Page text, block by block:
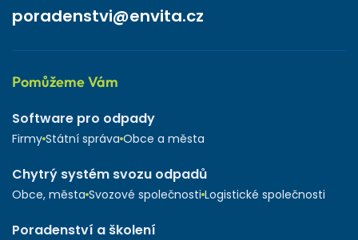
poradenstvi@envita.cz
Pomůžeme Vám
Software pro odpady
Firmy Státní správa Obce a města
Chytrý systém svozu odpadů
Obce, města Svozové společnosti Logistické společnosti
Poradenství a školení